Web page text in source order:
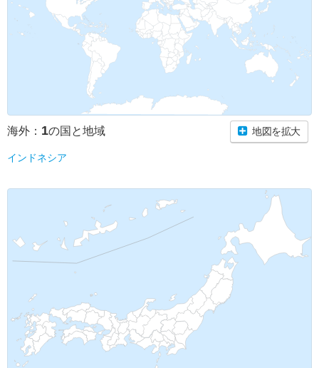
海外： 1の国と地域 地図を拡大
インドネシア